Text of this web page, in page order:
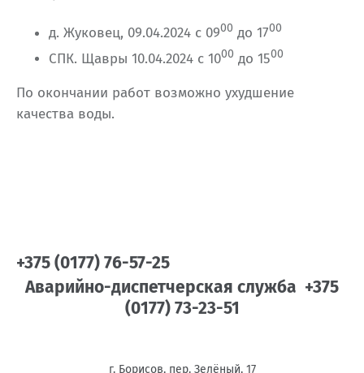
д. Жуковец, 09.04.2024 с 0900 до 1700
СПК. Щавры 10.04.2024 с 1000 до 1500
По окончании работ возможно ухудшение
качества воды.
+375 (0177) 76-57-25
Аварийно-диспетчерская служба +375
(0177) 73-23-51
г. Борисов, пер. Зелёный, 17